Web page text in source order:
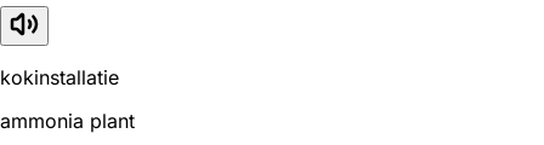
kokinstallatie
ammonia plant